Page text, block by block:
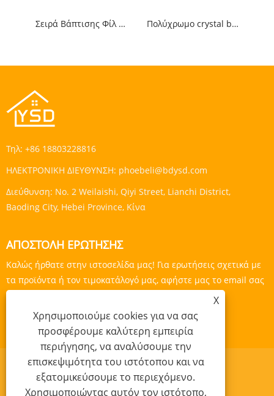
Σειρά Βάπτισης Φίλ Μπαλόνια Πολύχρωμο crystal bobo μπαλόνι
Τηλ: +86 18803228816
ΗΛΕΚΤΡΟΝΙΚΗ ΔΙΕΥΘΥΝΣΗ: phoebeli@bdysd.com
Διεύθυνση: No. 2 Weilaishi, Qiyi Street, Lianchi District,
Baoding City, Hebei Province, Κίνα
ΑΠΟΣΤΟΛΉ ΕΡΏΤΗΣΗΣ
Καλώς ήρθατε στην ιστοσελίδα μας! Για ερωτήσεις σχετικά με
τα προϊόντα ή τον τιμοκατάλογό μας, αφήστε μας το email σας
και θα επικοινωνήσουμε εντός 24 ωρών.
ΕΡΕΥΝΑ ΤΩΡΑ
X
Χρησιμοποιούμε cookies για να σας
προσφέρουμε καλύτερη εμπειρία
περιήγησης, να αναλύσουμε την
επισκεψιμότητα του ιστότοπου και να
εξατομικεύσουμε το περιεχόμενο.
Χρησιμοποιώντας αυτόν τον ιστότοπο,